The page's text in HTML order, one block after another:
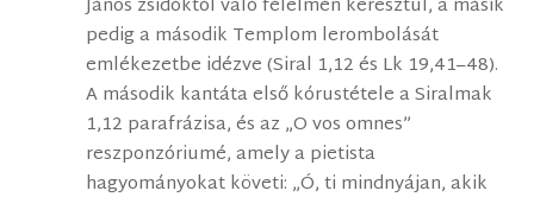
János zsidóktól való félelmén keresztül, a másik
pedig a második Templom lerombolását
emlékezetbe idézve (Siral 1,12 és Lk 19,41–48).
A második kantáta első kórustétele a Siralmak
1,12 parafrázisa, és az „O vos omnes”
reszponzóriumé, amely a pietista
hagyományokat követi: „Ó, ti mindnyájan, akik